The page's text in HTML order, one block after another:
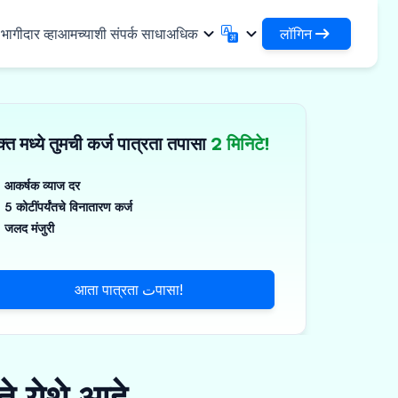
शेअर करा
आणि औद्योगिक रसायने
लहान उपकरणे
व्हाआमच्याशी संपर्क साधाअधिक
हिन्दी
தமிழ்
Tamil
తెలుగు
Telugu
বাংলা
മലയാളം
लॉगिन
DSA म्हणून लॉगिन करा
मध्ये तुमची कर्ज पात्रता तपासा 2 मिनिटे!
आकर्षक व्याज दर
5 कोटींपर्यंतचे विनातारण कर्ज
जलद मंजुरी
आता पात्रता تपासा!